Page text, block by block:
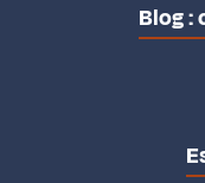
Blog :